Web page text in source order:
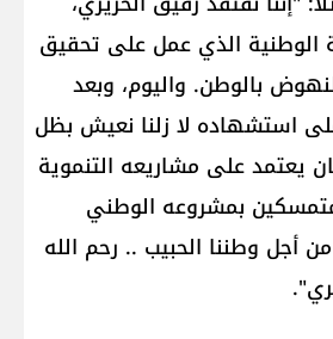
الوطنية الذي عمل على تحقيق
بالوطن. واليوم، وبعد
استشهاده لا زلنا نعيش بظل
يعتمد على مشاريعه التنموية
بمشروعه الوطني
أجل وطننا الحبيب .. رحم الله